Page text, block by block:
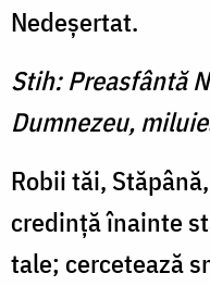
Nedeşertat.
Stih: Preasfântă
Dumnezeu,
Robii tăi,
credinţă înainte
tale; cercetea­ză